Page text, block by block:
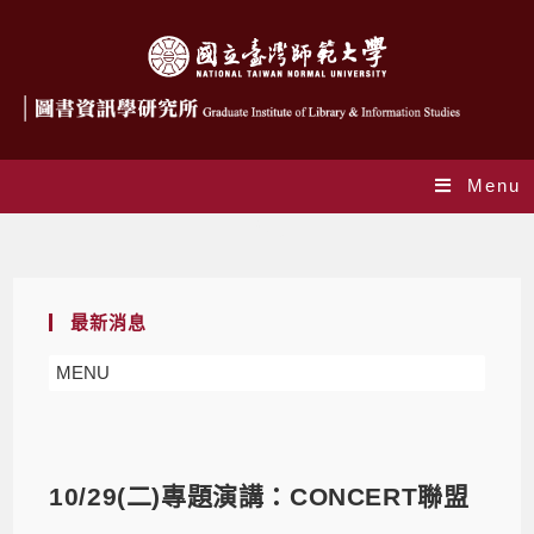
Menu
最新消息
MENU
10/29(二)專題演講：CONCERT聯盟